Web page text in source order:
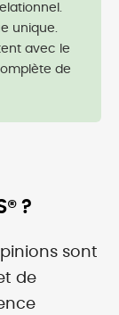
unique.
avec le
de
?
sont
de